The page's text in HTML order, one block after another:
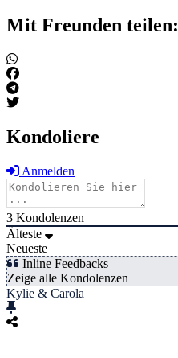
Mit Freunden teilen:
Kondoliere
Anmelden
3 Kondolenzen
Älteste
Neueste
Inline Feedbacks
Zeige alle Kondolenzen
Kylie & Carola